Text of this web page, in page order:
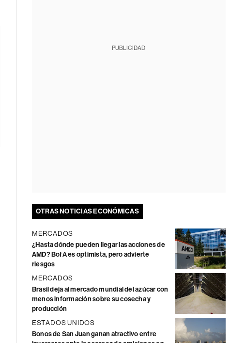
PUBLICIDAD
OTRAS NOTICIAS ECONÓMICAS
MERCADOS
¿Hasta dónde pueden llegar las acciones de
AMD? BofA es optimista, pero advierte
riesgos
MERCADOS
Brasil deja al mercado mundial del azúcar con
menos información sobre su cosecha y
producción
ESTADOS UNIDOS
Bonos de San Juan ganan atractivo entre